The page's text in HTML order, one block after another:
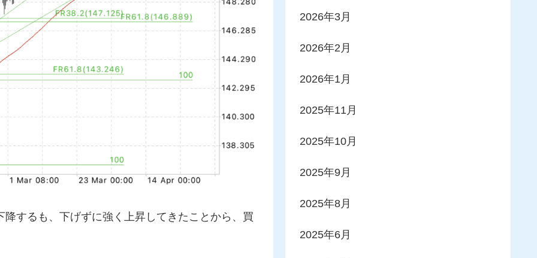
するも、下げずに強く上昇してきたことから、買
2026年3月
2026年2月
2026年1月
2025年11月
2025年10月
2025年9月
2025年8月
2025年6月